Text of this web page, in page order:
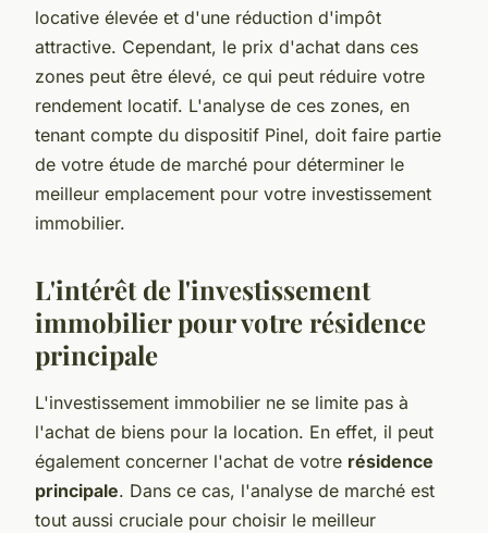
locative élevée et d'une réduction d'impôt
attractive. Cependant, le prix d'achat dans ces
zones peut être élevé, ce qui peut réduire votre
rendement locatif. L'analyse de ces zones, en
tenant compte du dispositif Pinel, doit faire partie
de votre étude de marché pour déterminer le
meilleur emplacement pour votre investissement
immobilier.
L'intérêt de l'investissement
immobilier pour votre résidence
principale
L'investissement immobilier ne se limite pas à
l'achat de biens pour la location. En effet, il peut
également concerner l'achat de votre résidence
principale. Dans ce cas, l'analyse de marché est
tout aussi cruciale pour choisir le meilleur